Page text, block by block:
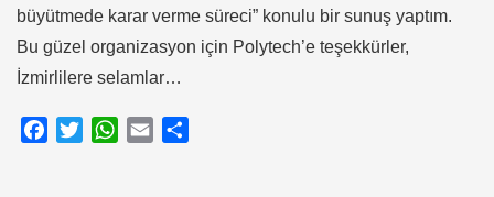
büyütmede karar verme süreci” konulu bir sunuş yaptım.
Bu güzel organizasyon için Polytech’e teşekkürler,
İzmirlilere selamlar…
Facebook
TwitterWhatsApp
Email